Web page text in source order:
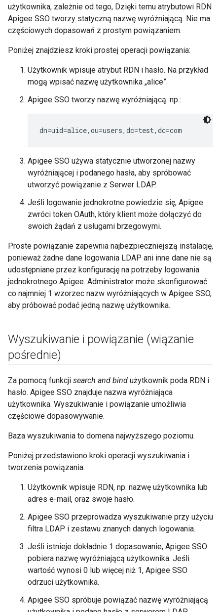
użytkownika, zależnie od tego, Dzięki temu atrybutowi RDN
Apigee SSO tworzy statyczną nazwę wyróżniającą. Nie ma
częściowych dopasowań z prostym powiązaniem.
Poniżej znajdziesz kroki prostej operacji powiązania:
Użytkownik wpisuje atrybut RDN i hasło. Na przykład
mogą wpisać nazwę użytkownika „alice”.
Apigee SSO tworzy nazwę wyróżniającą. np.:
dn=uid=alice,ou=users,dc=test,dc=com
Apigee SSO używa statycznie utworzonej nazwy
wyróżniającej i podanego hasła, aby spróbować
utworzyć powiązanie z Serwer LDAP.
Jeśli logowanie jednokrotne powiedzie się, Apigee
zwróci token OAuth, który klient może dołączyć do
swoich żądań z usługami brzegowymi.
Proste powiązanie zapewnia najbezpieczniejszą instalację,
ponieważ żadne dane logowania LDAP ani inne dane nie są
udostępniane przez konfigurację na potrzeby logowania
jednokrotnego Apigee. Administrator może skonfigurować
co najmniej 1 wzorzec nazw wyróżniających w Apigee SSO,
aby próbować podać jedną nazwę użytkownika.
Wyszukiwanie i powiązanie (wiązanie
pośrednie)
Za pomocą funkcji search and bind użytkownik poda RDN i
hasło. Apigee SSO znajduje nazwa wyróżniająca
użytkownika. Wyszukiwanie i powiązanie umożliwia
częściowe dopasowywanie.
Baza wyszukiwania to domena najwyższego poziomu.
Poniżej przedstawiono kroki operacji wyszukiwania i
tworzenia powiązania:
Użytkownik wpisuje RDN, np. nazwę użytkownika lub
adres e-mail, oraz swoje hasło.
Apigee SSO przeprowadza wyszukiwanie przy użyciu
filtra LDAP i zestawu znanych danych logowania.
Jeśli istnieje dokładnie 1 dopasowanie, Apigee SSO
pobiera nazwę wyróżniającą użytkownika. Jeśli
wartość wynosi 0 lub więcej niż 1, Apigee SSO
odrzuci użytkownika.
Apigee SSO spróbuje powiązać nazwę wyróżniającą